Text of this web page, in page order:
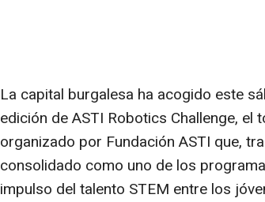
La capital burgalesa ha acogido este
edición de ASTI Robotics Challenge,
organizado por Fundación ASTI que,
consolidado como uno de los
impulso del talento STEM entre los